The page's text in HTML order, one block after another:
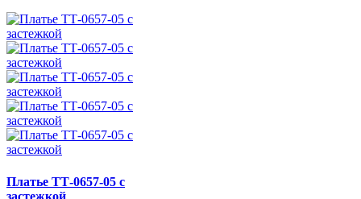
Платье ТТ-0657-05 с
застежкой